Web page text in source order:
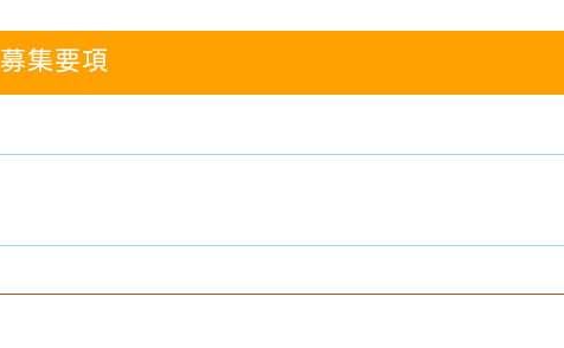
募集要項